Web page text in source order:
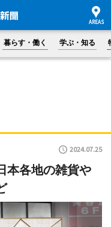
暮らす・働く 学ぶ・知る
2024.07.25
各地の雑貨や